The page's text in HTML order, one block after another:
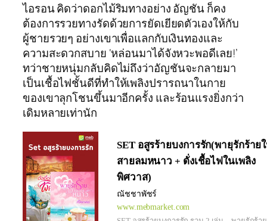
ไอรอน คิดว่าดอกไม้ริมทางอย่าง อัญชัน ก็คง
ต้องการรวยทางรัดด้วยการยัดเยียดตัวเองให้กับ
ผู้ชายรวยๆ อย่างเขาเพื่อแลกกับเงินทองและ
ความสะดวกสบาย ‘หล่อนมาได้จังหวะพอดีเลย!’
ทว่าชายหนุ่มกลับคิดไม่ถึงว่าอัญชันจะกลายมา
เป็นเชื้อไฟชั้นดีที่ทำให้เพลิงปรารถนาในกาย
ของเขาลุกโชนขึ้นมาอีกครั้ง และร้อนแรงยิ่งกว่า
เดิมหลายเท่านัก
SET อสูรร้ายบงการรัก(พายุรักร้าย
สายลมหนาว + ดั่งเชื้อไฟในเพลิง
พิศวาส)
ณัชชาพัชร์
www.mebmarket.com